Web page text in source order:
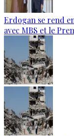
Erdogan se rend
avec MBS et le